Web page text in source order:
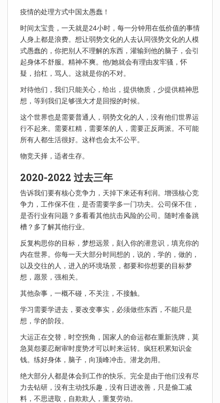
疫情的处理方式中国太愚蠢！
时间太宝贵，一天就是24小时，每一分钟用在低价值的事情
人身上都是浪费。想让弱势文化的人去认同强势文化的人模
式愚蠢的，你把别人不理解的东西，灌输到他的脑子，会引
起身体不舒服。精神不爽。他/她就会有理由发牢骚，怀
疑，抬杠，骂人。这就是你的不对。
对待他们，我们只能关心，给出，提供物质，少提供精神思
想，等到我们足够强大才是回报的时候。
这个世界也是需要普通人，弱势文化的人，没有他们世界运
行不起来。需要杠精，需要笨的人，需要正反两派。不可能
所有人都生活很好。这样也会太不公平。
物竞天择，适者生存。
2020-2022 过去三年
告诉我们要有核心竞争力，天掉下来还有利润。增强核心竞
争力，工作保不住，是否需要学多一门功夫。公司保不住，
是否行业有问题？多看看其他抗击风险的公司。随时准备跳
槽？多了解其他行业。
反复构思你的目标，梦想远景，刻入你的潜意识，填充你的
内在世界。你每一天大部分时间想的，说的，学的，做的，
以及交往的人，进入的环境场景，都要和你想要的目标梦
想，愿景，强相关。
其他杂事，一概不碰，不关注，不接触。
学习需要学进去，要改变事实，必须做些东西，不能只是
想，学的阶段。
大运正在交替，时空拐角，国家人的命运都在重新洗牌，莫
急莫怨要忍耐审时度势才可以时来运转。疯狂积累知识金
钱。练好身体，脑子，向顶峰冲击。潜龙勿用。
绝大部分人都是体会到工作的快乐。完全是由于他们没有尽
力去钻研，没有主动找乐趣，没有日进改善，只是偷工减
料，不思进取，自欺欺人，重复劳动。